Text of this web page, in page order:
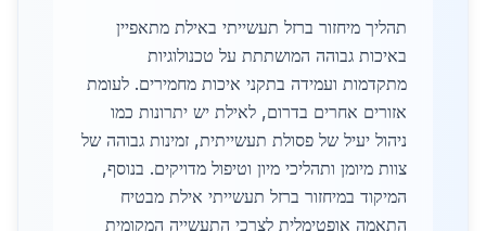
תהליך מיחזור ברזל תעשייתי באילת מתאפיין
באיכות גבוהה המושתתת על טכנולוגיות
מתקדמות ועמידה בתקני איכות מחמירים. לעומת
אזורים אחרים בדרום, לאילת יש יתרונות כמו
ניהול יעיל של פסולת תעשייתית, זמינות גבוהה של
צוות מיומן ותהליכי מיון וטיפול מדויקים. בנוסף,
המיקוד במיחזור ברזל תעשייתי אילת מבטיח
התאמה אופטימלית לצרכי התעשייה המקומית